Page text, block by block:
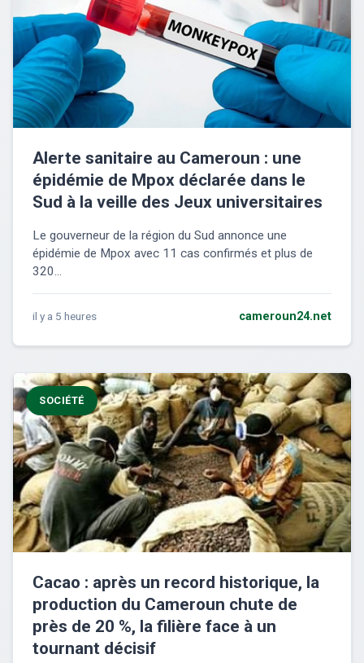
Alerte sanitaire au Cameroun : une
épidémie de Mpox déclarée dans le
Sud à la veille des Jeux universitaires
Le gouverneur de la région du Sud annonce une
épidémie de Mpox avec 11 cas confirmés et plus de
320...
il y a 5 heures cameroun24.net
SOCIÉTÉ
Cacao : après un record historique, la
production du Cameroun chute de
près de 20 %, la filière face à un
tournant décisif